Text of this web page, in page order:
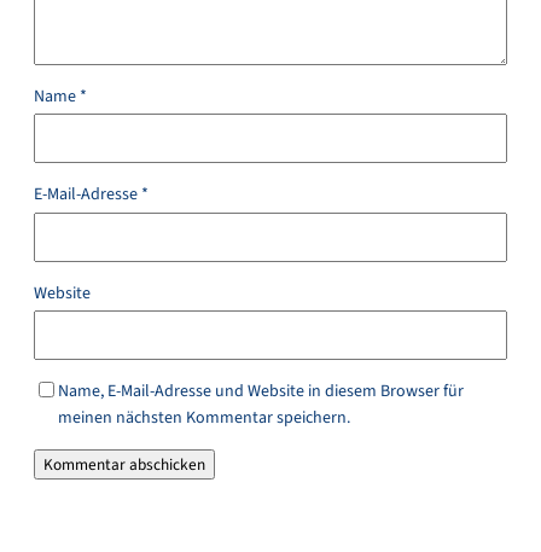
Name *
E-Mail-Adresse *
Website
Name, E-Mail-Adresse und Website in diesem Browser für
meinen nächsten Kommentar speichern.